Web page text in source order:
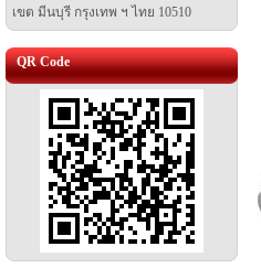
เขต มีนบุรี กรุงเทพ ฯ ไทย 10510
QR Code